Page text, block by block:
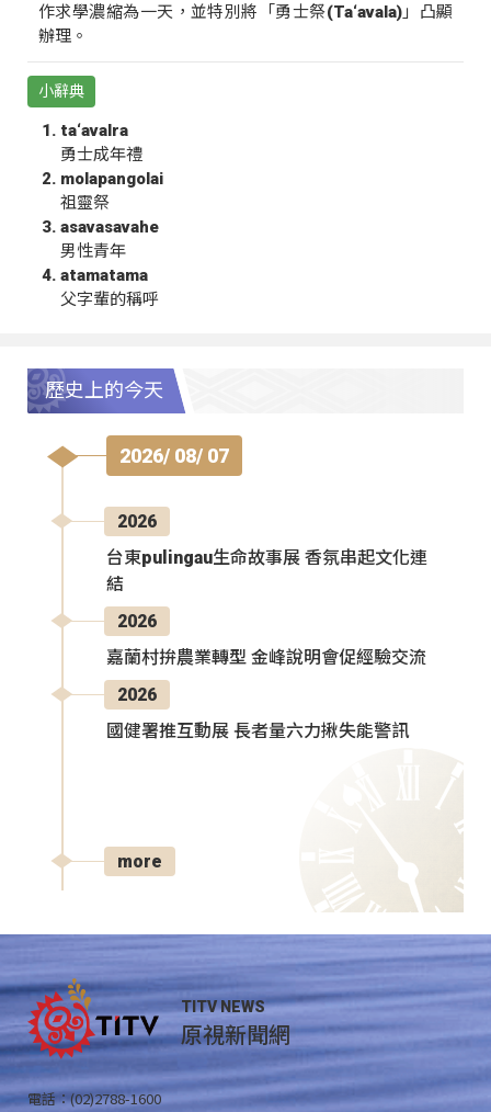
作求學濃縮為一天，並特別將「勇士祭(Ta‘avala)」凸顯
辦理。
小辭典
ta‘avalra
勇士成年禮
molapangolai
祖靈祭
asavasavahe
男性青年
atamatama
父字輩的稱呼
歷史上的今天
2026/ 08/ 07
2026
台東pulingau生命故事展 香氛串起文化連
結
2026
嘉蘭村拚農業轉型 金峰說明會促經驗交流
2026
國健署推互動展 長者量六力揪失能警訊
more
TITV NEWS
原視新聞網
電話：(02)2788-1600